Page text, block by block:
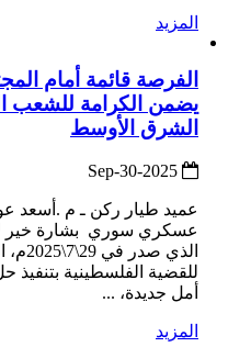
المزيد
الفرصة قائمة أمام
يضمن الكرامة للشعب
الشرق الأوسط
عميد طيار ركن ـ م .أسعد
عسكري سوري بشارة خير
الذي
للقضية الفلسطينية بتنفيذ
أمل جديدة، ...
المزيد